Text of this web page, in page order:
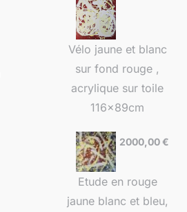
Vélo jaune et blanc
sur fond rouge ,
acrylique sur toile
116x89cm
Etude en rouge
jaune blanc et bleu,
2000,00€